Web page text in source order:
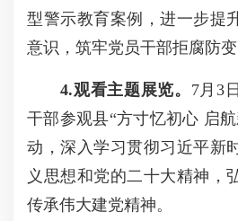
型警示教育案例，进一步提
意识，筑牢党员干部拒腐防变
4.观看主题展览。 7月3
干部参观县“方寸忆初心 启
动，深入学习贯彻习近平新
义思想和党的二十大精神，
传承伟大建党精神。